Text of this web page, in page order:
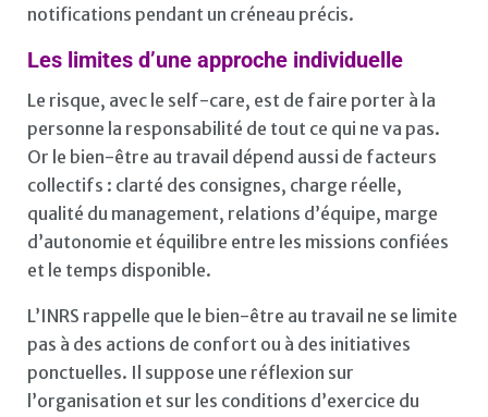
notifications pendant un créneau précis.
Les limites d’une approche individuelle
Le risque, avec le self-care, est de faire porter à la
personne la responsabilité de tout ce qui ne va pas.
Or le bien-être au travail dépend aussi de facteurs
collectifs : clarté des consignes, charge réelle,
qualité du management, relations d’équipe, marge
d’autonomie et équilibre entre les missions confiées
et le temps disponible.
L’INRS rappelle que le bien-être au travail ne se limite
pas à des actions de confort ou à des initiatives
ponctuelles. Il suppose une réflexion sur
l’organisation et sur les conditions d’exercice du